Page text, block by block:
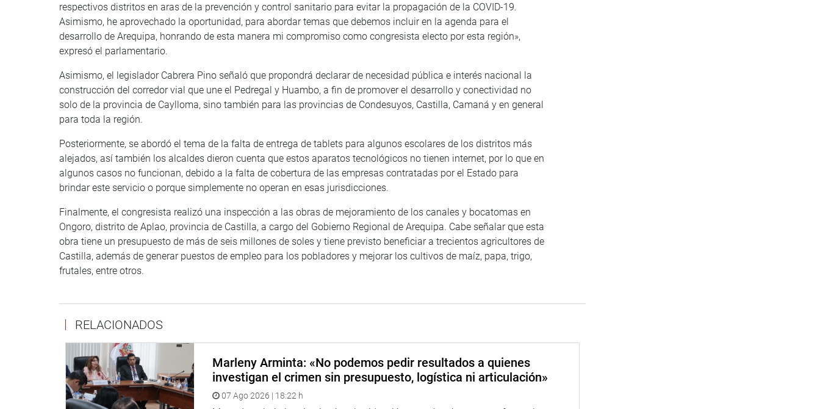
respectivos distritos en aras de la prevención y control sanitario para evitar la propagación de la COVID-19.
Asimismo, he aprovechado la oportunidad, para abordar temas que debemos incluir en la agenda para el
desarrollo de Arequipa, honrando de esta manera mi compromiso como congresista electo por esta región»,
expresó el parlamentario.
Asimismo, el legislador Cabrera Pino señaló que propondrá declarar de necesidad pública e interés nacional la
construcción del corredor vial que une el Pedregal y Huambo, a fin de promover el desarrollo y conectividad no
solo de la provincia de Caylloma, sino también para las provincias de Condesuyos, Castilla, Camaná y en general
para toda la región.
Posteriormente, se abordó el tema de la falta de entrega de tablets para algunos escolares de los distritos más
alejados, así también los alcaldes dieron cuenta que estos aparatos tecnológicos no tienen internet, por lo que en
algunos casos no funcionan, debido a la falta de cobertura de las empresas contratadas por el Estado para
brindar este servicio o porque simplemente no operan en esas jurisdicciones.
Finalmente, el congresista realizó una inspección a las obras de mejoramiento de los canales y bocatomas en
Ongoro, distrito de Aplao, provincia de Castilla, a cargo del Gobierno Regional de Arequipa. Cabe señalar que esta
obra tiene un presupuesto de más de seis millones de soles y tiene previsto beneficiar a trecientos agricultores de
Castilla, además de generar puestos de empleo para los pobladores y mejorar los cultivos de maíz, papa, trigo,
frutales, entre otros.
RELACIONADOS
Marleny Arminta: «No podemos pedir resultados a quienes
investigan el crimen sin presupuesto, logística ni articulación»
07 Ago 2026 | 18:22 h